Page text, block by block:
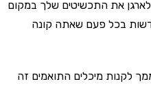
את התכשיטים שלך במקום
בכל פעם שאתה קונה
לקנות מיכלים התואמים זה